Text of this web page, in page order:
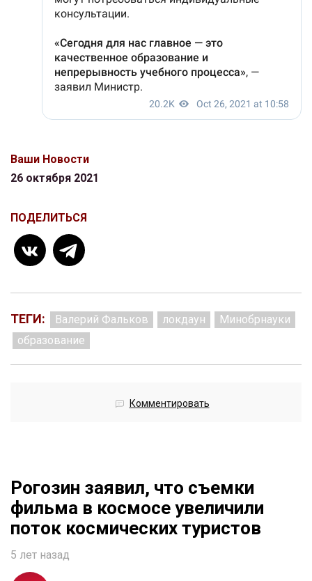
Ваши Новости
26 октября 2021
ПОДЕЛИТЬСЯ
ТЕГИ: Валерий Фальков локдаун
Минобрнауки
образование
Комментировать
Рогозин заявил, что съемки
фильма в космосе увеличили
поток космических туристов
5 лет назад